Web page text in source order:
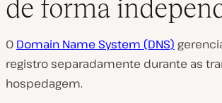
de forma
O Domain Name System (DNS)
registro separadamente durante as
hospedagem.